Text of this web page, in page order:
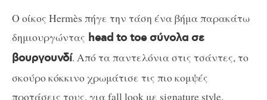
Ο οίκος Hermès πήγε την τάση ένα βήμα παρακάτω
δημιουργώντας head to toe σύνολα σε
βουργουνδί. Από τα παντελόνια στις τσάντες, το
σκούρο κόκκινο χρωμάτισε τις πιο κομψές
προτάσεις τους, για fall look με signature style.